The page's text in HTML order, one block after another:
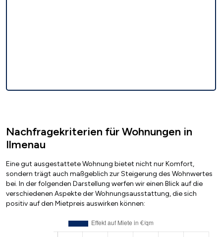
Nachfragekriterien für Wohnungen in
Ilmenau
Eine gut ausgestattete Wohnung bietet nicht nur Komfort,
sondern trägt auch maßgeblich zur Steigerung des Wohnwertes
bei. In der folgenden Darstellung werfen wir einen Blick auf die
verschiedenen Aspekte der Wohnungsausstattung, die sich
positiv auf den Mietpreis auswirken können: